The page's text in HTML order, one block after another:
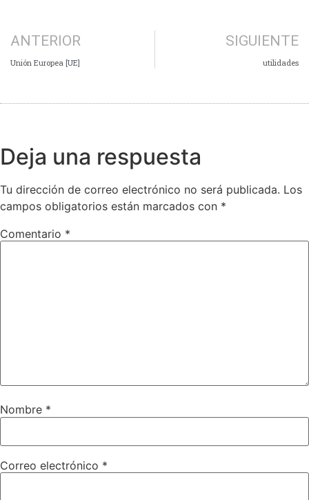
ANTERIOR
Unión Europea [UE]
SIGUIENTE
utilidades
Deja una respuesta
Tu dirección de correo electrónico no será publicada. Los
campos obligatorios están marcados con *
Comentario *
Nombre *
Correo electrónico *